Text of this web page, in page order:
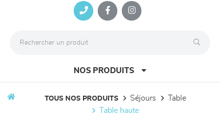
NOS PRODUITS
TOUS NOS PRODUITS séjours
table
table haute